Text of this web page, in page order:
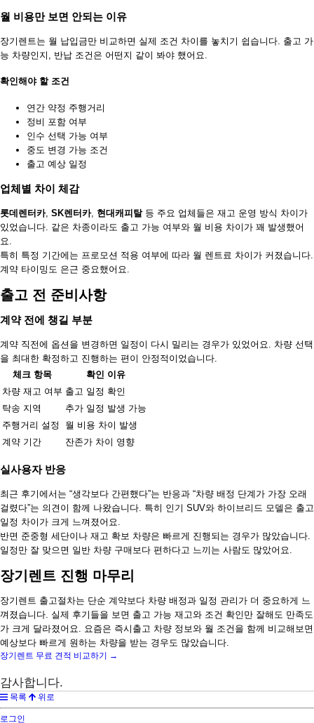
월 비용만 보면 안되는 이유
장기렌트는 월 납입금만 비교하면 실제 조건 차이를 놓치기 쉽습니다. 출고 가
능 차량인지, 반납 조건은 어떤지 같이 봐야 했어요.
확인해야 할 조건
연간 약정 주행거리
정비 포함 여부
인수 선택 가능 여부
중도 변경 가능 조건
출고 예상 일정
업체별 차이 체감
롯데렌터카, SK렌터카, 현대캐피탈등 주요 업체들은 재고 운영 방식 차이가
있었습니다. 같은 차종이라도 출고 가능 여부와 월 비용 차이가 꽤 발생했어
요.
특히 특정 기간에는 프로모션 적용 여부에 따라 월 렌트료 차이가 커졌습니다.
계약 타이밍도 은근 중요했어요.
출고 전 준비사항
계약 전에 챙길 부분
계약 직전에 옵션을 변경하면 일정이 다시 밀리는 경우가 있었어요. 차량 선택
을 최대한 확정하고 진행하는 편이 안정적이었습니다.
체크 항목
확인 이유
차량 재고 여부 출고 일정 확인
탁송 지역
추가 일정 발생 가능
주행거리 설정
월 비용 차이 발생
계약 기간
잔존가 차이 영향
실사용자 반응
최근 후기에서는 “생각보다 간편했다”는 반응과 “차량 배정 단계가 가장 오래
걸렸다”는 의견이 함께 나왔습니다. 특히 인기 SUV와 하이브리드 모델은 출고
일정 차이가 크게 느껴졌어요.
반면 준중형 세단이나 재고 확보 차량은 빠르게 진행되는 경우가 많았습니다.
일정만 잘 맞으면 일반 차량 구매보다 편하다고 느끼는 사람도 많았어요.
장기렌트 진행 마무리
장기렌트 출고절차는 단순 계약보다 차량 배정과 일정 관리가 더 중요하게 느
껴졌습니다. 실제 후기들을 보면 출고 가능 재고와 조건 확인만 잘해도 만족도
가 크게 달라졌어요. 요즘은 즉시출고 차량 정보와 월 조건을 함께 비교해보면
예상보다 빠르게 원하는 차량을 받는 경우도 많았습니다.
장기렌트 무료 견적 비교하기 →
감사합니다.
목록 위로
로그인